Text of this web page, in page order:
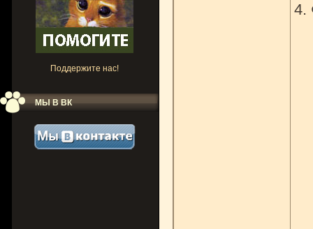
Поддержите нас!
МЫ В ВК
4.